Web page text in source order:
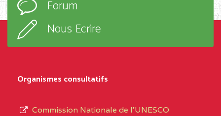
Forum
Nous Ecrire
Organismes consultatifs
Commission Nationale de l’UNESCO